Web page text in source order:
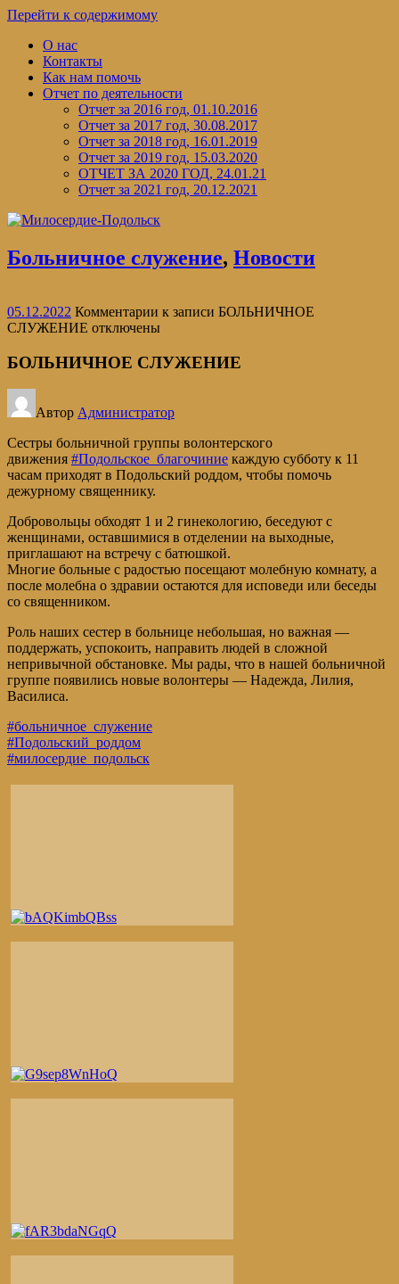
Перейти к содержимому
О нас
Контакты
Как нам помочь
Отчет по деятельности
Отчет за 2016 год, 01.10.2016
Отчет за 2017 год, 30.08.2017
Отчет за 2018 год, 16.01.2019
Отчет за 2019 год, 15.03.2020
ОТЧЕТ ЗА 2020 ГОД, 24.01.21
Отчет за 2021 год, 20.12.2021
Больничное служение, Новости
05.12.2022 Комментарии к записи БОЛЬНИЧНОЕ
СЛУЖЕНИЕ отключены
БОЛЬНИЧНОЕ СЛУЖЕНИЕ
Автор Администратор
Сестры больничной группы волонтерского
движения #Подольское_благочиние каждую субботу к 11
часам приходят в Подольский роддом, чтобы помочь
дежурному священнику.
Добровольцы обходят 1 и 2 гинекологию, беседуют с
женщинами, оставшимися в отделении на выходные,
приглашают на встречу с батюшкой.
Многие больные с радостью посещают молебную комнату, а
после молебна о здравии остаются для исповеди или беседы
со священником.
Роль наших сестер в больнице небольшая, но важная —
поддержать, успокоить, направить людей в сложной
непривычной обстановке. Мы рады, что в нашей больничной
группе появились новые волонтеры — Надежда, Лилия,
Василиса.
#больничное_служение
#Подольский_роддом
#милосердие_подольск